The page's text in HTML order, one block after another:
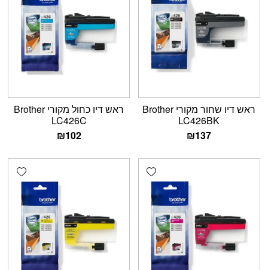
ראש דיו שחור מקורי Brother
LC426BK
₪137
ראש דיו כחול מקורי Brother
LC426C
₪102
Add wishlist